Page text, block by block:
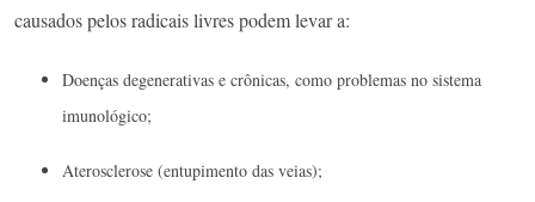
causados ​​pelos radicais livres podem levar a:
Doenças degenerativas e crônicas, como problemas no sistema
imunológico;
Aterosclerose (entupimento das veias);